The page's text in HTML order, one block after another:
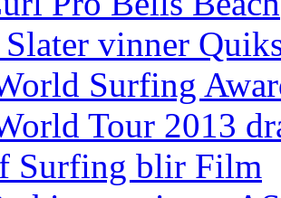
vinner
Surfing
Tour 2013
Surfing blir Film